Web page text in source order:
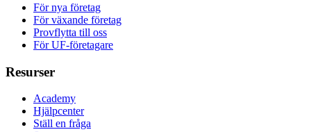
För nya företag
För växande företag
Provflytta till oss
För UF-företagare
Resurser
Academy
Hjälpcenter
Ställ en fråga